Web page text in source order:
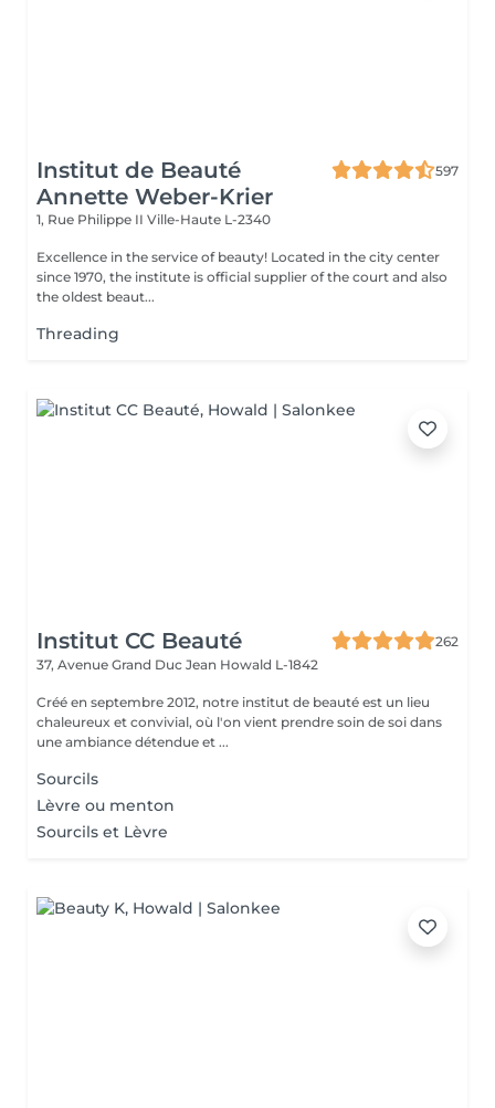
Institut de Beauté
Annette Weber-Krier
597
1, Rue Philippe II Ville-Haute L-2340
Excellence in the service of beauty! Located in the city center
since 1970, the institute is official supplier of the court and also
the oldest beaut...
Threading
Institut CC Beauté
262
37, Avenue Grand Duc Jean Howald L-1842
Créé en septembre 2012, notre institut de beauté est un lieu
chaleureux et convivial, où l'on vient prendre soin de soi dans
une ambiance détendue et ...
Sourcils
Lèvre ou menton
Sourcils et Lèvre